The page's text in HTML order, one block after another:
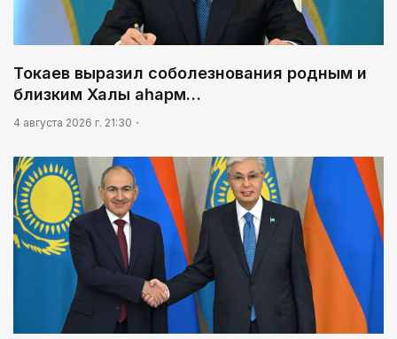
Токаев выразил соболезнования родным и
близким Халық қаһарм…
4 августа 2026 г. 21:30